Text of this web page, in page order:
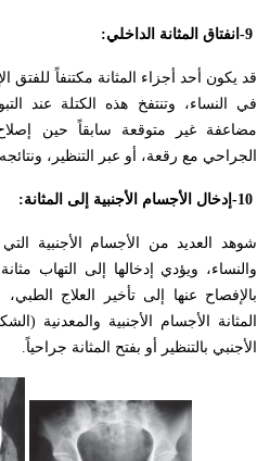
-9 انفتاق المثانة الداخلي:
قد يكون أحد أجزاء المثانة مكتنفاً للفتق
مضاعفة غير متوقعة سابقاً حين إصلاح
الجراحي مع رقعة، أو عبر التنظير،
-10 إدخال الأجسام الأجنبية إلى المثانة:
شوهد العديد من الأجسام الأجنبية
والنساء، ويؤدي إدخالها إلى التهاب
بالإفصاح عنها إلى تأخير العلاج
الأجنبي بالتنظير أو بفتح المثانة جراحياً.